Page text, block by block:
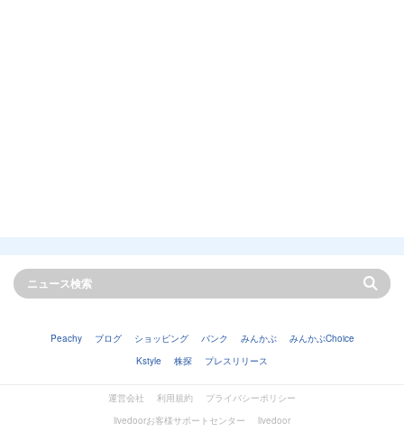
Peachy ブログ ショッピング バンク みんかぶ
みんかぶChoice
Kstyle
株探 プレスリリース
運営会社 利用規約
プライバシーポリシー
livedoorお客様サポートセンター
livedoor